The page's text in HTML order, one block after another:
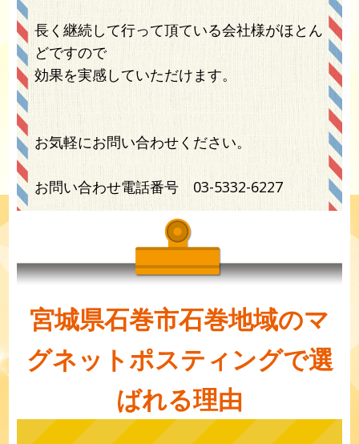
長く継続して行って頂ている会社様がほとん
どですので
効果を実感していただけます。
お気軽にお問い合わせください。
お問い合わせ電話番号 03-5332-6227
宮城県石巻市石巻地域のマ
グネットポスティングで選
ばれる理由